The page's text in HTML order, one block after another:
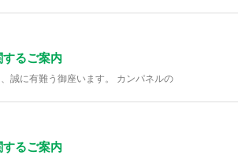
るご案内
誠に有難う御座います。 カンパネルの
るご案内